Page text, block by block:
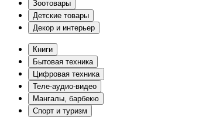
Зоотовары
Детские товары
Декор и интерьер
Книги
Бытовая техника
Цифровая техника
Теле-аудио-видео
Мангалы, барбекю
Спорт и туризм